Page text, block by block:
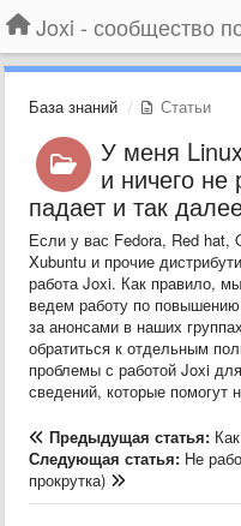
База знаний Статьи
У меня
и ничего не
падает и так
Если у вас Fedora, Red hat,
Xubuntu и прочие
работа Joxi. Как правило,
ведем работу по
за анонсами в наших
обратиться к отдельным
проблемы с работой Joxi
сведений, которые
Предыдущая статья:
Следующая статья: Не
прокрутка)